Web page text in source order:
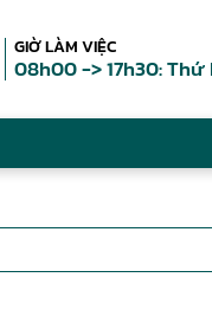
GIỜ LÀM VIỆC
08h00 -> 17h30: Thứ